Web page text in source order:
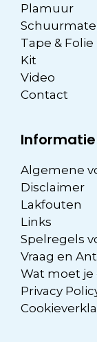
Plamuur
Tape & Folie
Kit
Video
Contact
Informatie
Algemene
Disclaimer
Lakfouten
Links
Spelregels
Vraag en
Wat moet je
Privacy